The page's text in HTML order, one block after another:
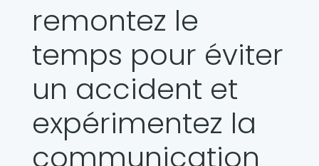
remontez le
temps pour éviter
un accident et
expérimentez la
communication